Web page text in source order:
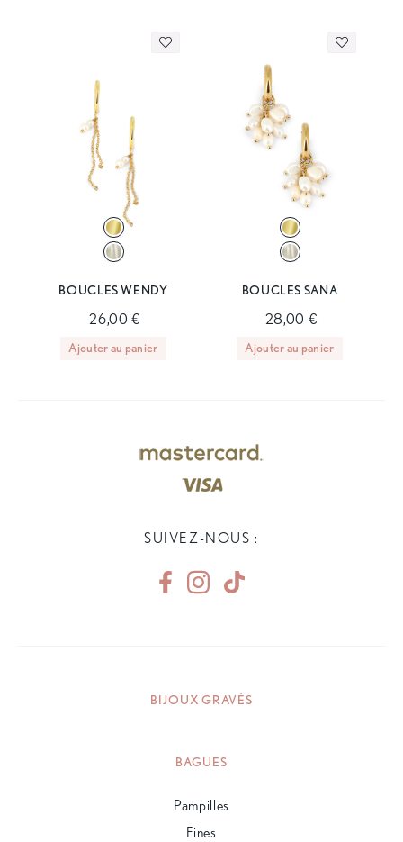
BOUCLES WENDY
26,00 €
Ajouter au panier
BOUCLES SANA
28,00 €
Ajouter au panier
SUIVEZ-NOUS :
BIJOUX GRAVÉS
BAGUES
Pampilles
Fines